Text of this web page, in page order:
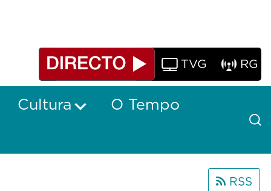
TVG RG
Cultura O Tempo
RSS